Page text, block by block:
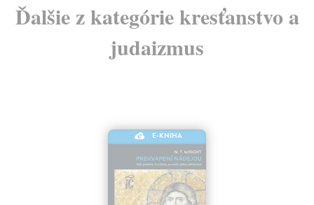
Ďalšie z kategórie kresťanstvo a
judaizmus
E-KNIHA